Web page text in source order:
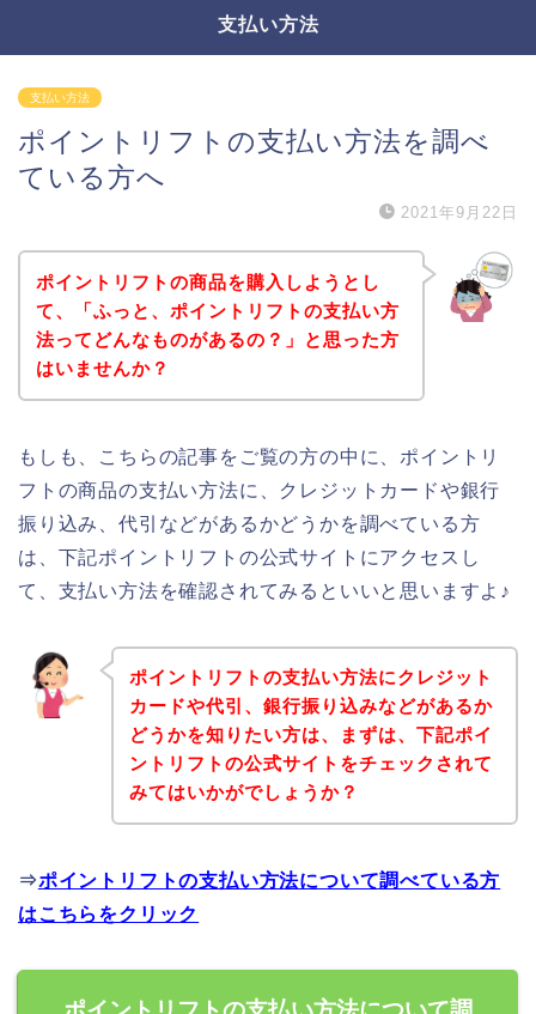
支払い方法
支払い方法
ポイントリフトの支払い方法を調べ
ている方へ
2021年9月22日
ポイントリフトの商品を購入しようとし
て、「ふっと、ポイントリフトの支払い方
法ってどんなものがあるの？」と思った方
はいませんか？
もしも、こちらの記事をご覧の方の中に、ポイントリ
フトの商品の支払い方法に、クレジットカードや銀行
振り込み、代引などがあるかどうかを調べている方
は、下記ポイントリフトの公式サイトにアクセスし
て、支払い方法を確認されてみるといいと思いますよ♪
ポイントリフトの支払い方法にクレジット
カードや代引、銀行振り込みなどがあるか
どうかを知りたい方は、まずは、下記ポイ
ントリフトの公式サイトをチェックされて
みてはいかがでしょうか？
⇒ポイントリフトの支払い方法について調べている方
はこちらをクリック